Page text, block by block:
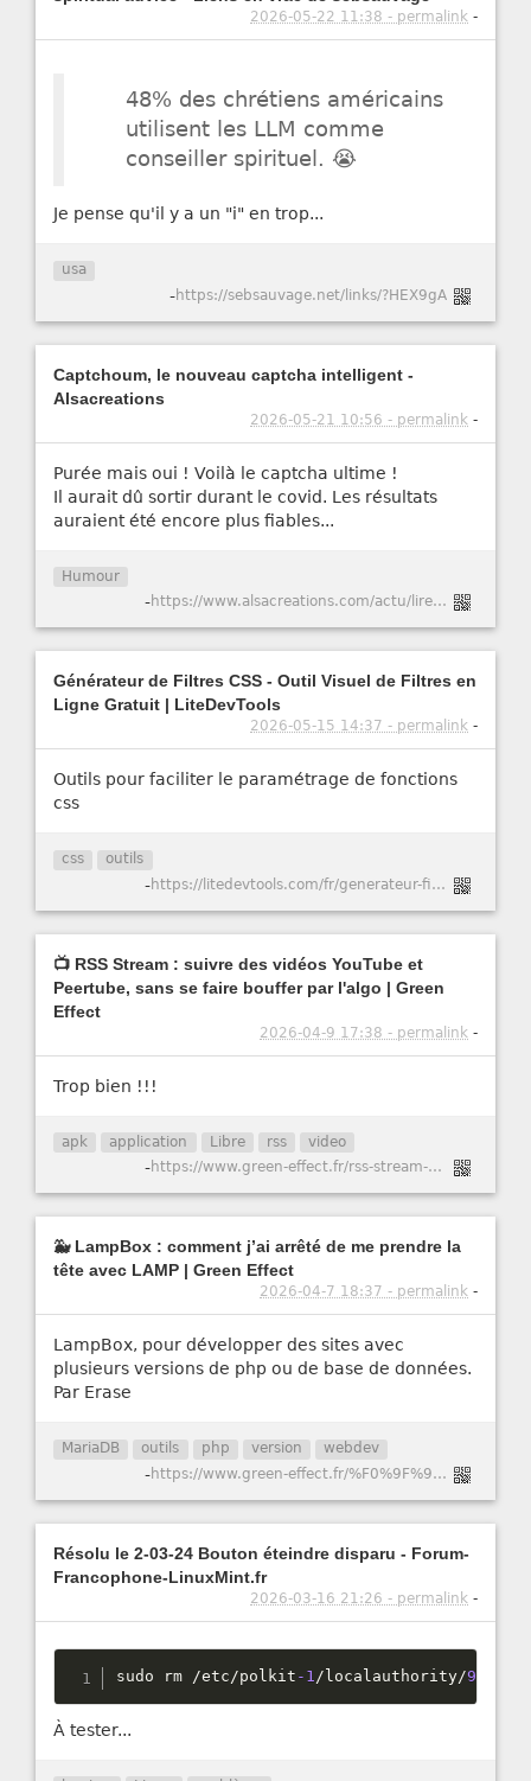
2026-05-22 11:38 - permalink -
48% des chrétiens américains
utilisent les LLM comme
conseiller spirituel. 😭
Je pense qu'il y a un "i" en trop...
usa
-https://sebsauvage.net/links/?HEX9gA
Captchoum, le nouveau captcha intelligent -
Alsacreations
2026-05-21 10:56 - permalink -
Purée mais oui ! Voilà le captcha ultime !
Il aurait dû sortir durant le covid. Les résultats
auraient été encore plus fiables...
Humour
- https://www.alsacreations.com/actu/lire/1984-Captchoum-le-nouveau-captcha-intelligent.html
Générateur de Filtres CSS - Outil Visuel de Filtres en
Ligne Gratuit | LiteDevTools
2026-05-15 14:37 - permalink -
Outils pour faciliter le paramétrage de fonctions
css
css outils
- https://litedevtools.com/fr/generateur-filtre-css/
📺 RSS Stream : suivre des vidéos YouTube et
Peertube, sans se faire bouffer par l'algo | Green
Effect
2026-04-9 17:38 - permalink -
Trop bien !!!
apk application Libre rss video
- https://www.green-effect.fr/rss-stream-suivre-des-videos-youtube-et-peertube-sans-se-faire-bouffer-par-l-algo
🐳 LampBox : comment j’ai arrêté de me prendre la
tête avec LAMP | Green Effect
2026-04-7 18:37 - permalink -
LampBox, pour développer des sites avec
plusieurs versions de php ou de base de données.
Par Erase
MariaDB outils php version webdev
- https://www.green-effect.fr/%F0%9F%90%B3-lampbox-comment-j%E2%80%99ai-arr%C3%AAt%C3%A9-de-me-prendre-la-t%C3%AAte-avec-lamp
Résolu le 2-03-24 Bouton éteindre disparu - Forum-
Francophone-LinuxMint.fr
2026-03-16 21:26 - permalink -
sudo rm /etc/polkit -1/ localauthority/90
À tester...